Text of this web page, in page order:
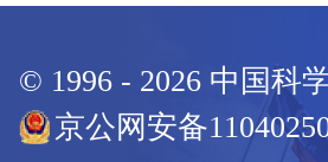
© 1996 - 2026 中国科
京公网安备